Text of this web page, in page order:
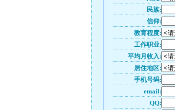
民族:
信仰:
教育程度:
工作职业:
平均月收入:
居住地区:
手机号码:
email:
QQ: